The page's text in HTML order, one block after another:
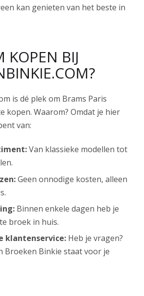
kan genieten van het beste in
KOPEN BIJ
is dé plek om Brams Paris
kopen. Waarom? Omdat je hier
van:
Van klassieke modellen tot
Geen onnodige kosten, alleen
Binnen enkele dagen heb je
broek in huis.
klantenservice: Heb je vragen?
Broeken Binkie staat voor je